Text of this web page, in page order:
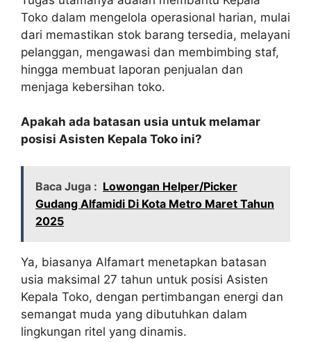
Toko dalam mengelola operasional harian, mulai
dari memastikan stok barang tersedia, melayani
pelanggan, mengawasi dan membimbing staf,
hingga membuat laporan penjualan dan
menjaga kebersihan toko.
Apakah ada batasan usia untuk melamar
posisi Asisten Kepala Toko ini?
Baca Juga : Lowongan Helper/Picker
Gudang Alfamidi Di Kota Metro Maret Tahun
2025
Ya, biasanya Alfamart menetapkan batasan
usia maksimal 27 tahun untuk posisi Asisten
Kepala Toko, dengan pertimbangan energi dan
semangat muda yang dibutuhkan dalam
lingkungan ritel yang dinamis.